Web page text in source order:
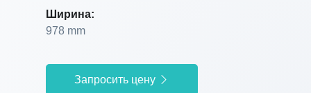
Ширина:
978 mm
Запросить цену